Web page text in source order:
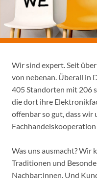
Wir sind expert. Seit
von nebenan. Überall in
405 Standorten mit 206
die dort ihre
offenbar so gut, dass
Was uns ausmacht? Wir
Traditionen und
Nachbar:innen. Und